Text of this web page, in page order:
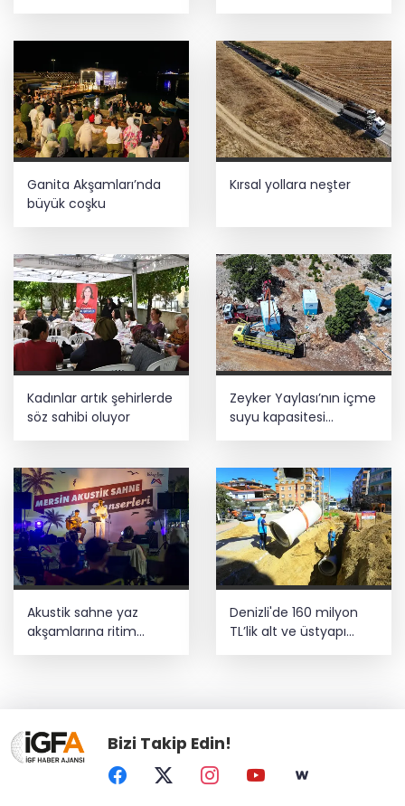
Ganita Akşamları’nda
büyük coşku
Kırsal yollara neşter
Kadınlar artık şehirlerde
söz sahibi oluyor
Zeyker Yaylası’nın içme
suyu kapasitesi
güçlendirildi
Akustik sahne yaz
akşamlarına ritim
Denizli'de 160 milyon
TL’lik alt ve üstyapı
Bizi Takip Edin!